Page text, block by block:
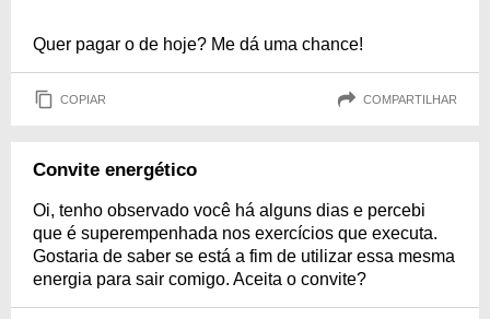
Quer pagar o de hoje? Me dá uma chance!
COPIAR COMPARTILHAR
Convite energético
Oi, tenho observado você há alguns dias e percebi
que é superempenhada nos exercícios que executa.
Gostaria de saber se está a fim de utilizar essa mesma
energia para sair comigo. Aceita o convite?